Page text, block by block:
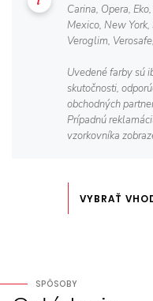
Carina, Opera,
Mexico, New
Veroglim,
Uvedené farby sú
skutočnosti,
obchodných
Prípadnú
vzorkovníka
VYBRAŤ
SPÔSOBY